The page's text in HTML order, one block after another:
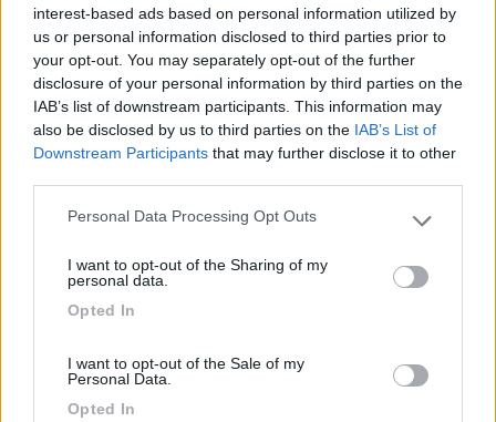
interest-based ads based on personal information utilized by
us or personal information disclosed to third parties prior to
your opt-out. You may separately opt-out of the further
disclosure of your personal information by third parties on the
IAB’s list of downstream participants. This information may
also be disclosed by us to third parties on the IAB’s List of
Downstream Participants that may further disclose it to other
Please note that this website/app uses one or more Google
not limited to your visit or usage behaviour. You may click to
grant or deny consent to Google and its third-party tags to
use your data for below specified purposes in below Google
Personal Data Processing Opt Outs
I want to opt-out of the Sharing of my
personal data.
Opted In
I want to opt-out of the Sale of my
Personal Data.
Opted In
Area di sosta (AA)
Agriturismo Vignavecchia
8 2
Servizi / Posizione
prossimit...
Vignacastrisi (LE) - 25.4km
Via U. Giordano 30